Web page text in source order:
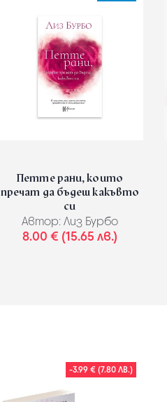
Петте рани, които
пречат да бъдеш какъвто
си
Автор: Лиз Бурбо
8.00 € (15.65 лв.)
-3.99 € (7.80 ЛВ.)